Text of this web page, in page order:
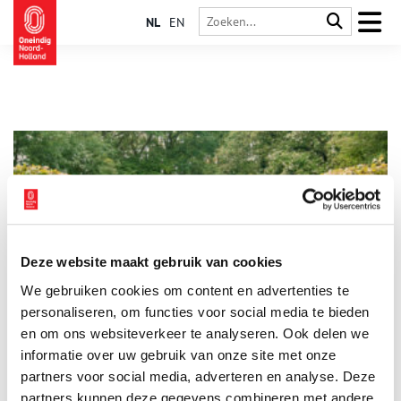
Deze website maakt gebruik van cookies
We gebruiken cookies om content en advertenties te
personaliseren, om functies voor social media te bieden
en om ons websiteverkeer te analyseren. Ook delen we
informatie over uw gebruik van onze site met onze
partners voor social media, adverteren en analyse. Deze
partners kunnen deze gegevens combineren met andere
NL EN
Het Huldtoneel of de Schepelenberg bij Heemskerk is een
historische plek van samenkomst van de bewoners en de
Graven van Holland. Er werd overleg gevoerd met de
landheren over allerlei bestuurlijke zaken. Nieuwe graven
lieten zich hier inhuldigen als Heren van Kennemerland;
vandaar de naam Huldtoneel. Het historisch monument ligt
precies halverwege de noordgrens (de Zijpe) en de zuidgrens